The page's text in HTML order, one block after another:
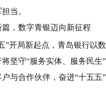
当。
，数字青银迈向新征程
”开局新起点，青岛银行以
坚守“服务实体、服务民
与合作伙伴，奋进“十五五